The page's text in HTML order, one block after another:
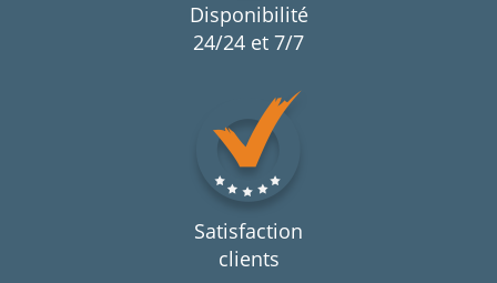
Disponibilité
24/24 et 7/7
Satisfaction
clients